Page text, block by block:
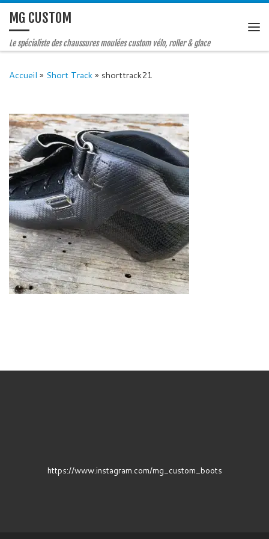
MG CUSTOM
Le spécialiste des chaussures moulées custom vélo, roller & glace
Accueil » Short Track» shorttrack21
https://www.instagram.com/mg_custom_boots